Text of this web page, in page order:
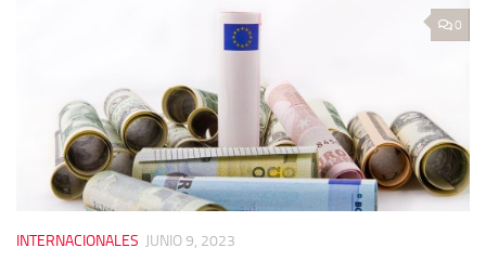
0
INTERNACIONALES JUNIO 9, 2023